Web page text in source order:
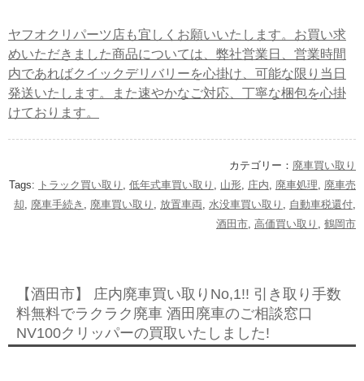
ヤフオクリパーツ店も宜しくお願いいたします。お買い求
めいただきました商品については、弊社営業日、営業時間
内であればクイックデリバリーを心掛け、可能な限り当日
発送いたします。また速やかなご対応、丁寧な梱包を心掛
けております。
カテゴリー： 廃車買い取り
Tags:
トラック買い取り 低年式車買い取り 山形 庄内 廃車処理
廃車売
却
廃車手続き 廃車買い取り 放置車両 水没車買い取り 自動車税還付
酒田市 高価買い取り 鶴岡市
【酒田市】 庄内廃車買い取りNo,1!! 引き取り手数
料無料でラクラク廃車 酒田廃車のご相談窓口
NV100クリッパーの買取いたしました!